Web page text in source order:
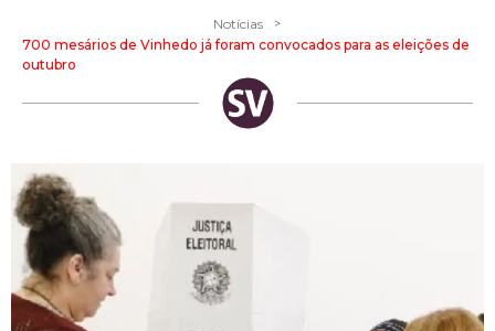
Notícias >
700 mesários de Vinhedo já foram convocados para as eleições de
outubro